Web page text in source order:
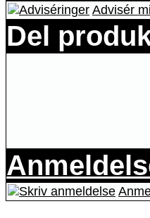
Advisér
Del